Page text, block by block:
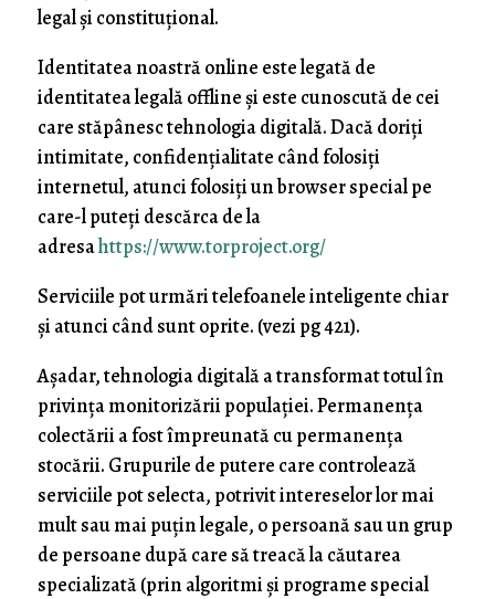
legal și constituțional.
Identitatea noastră online este legată de
identitatea legală offline și este cunoscută de cei
care stăpânesc tehnologia digitală. Dacă doriți
intimitate, confidențialitate când folosiți
internetul, atunci folosiți un browser special pe
care-l puteți descărca de la
adresahttps://www.torproject.org/
Serviciile pot urmări telefoanele inteligente chiar
și atunci când sunt oprite. (vezi pg 421).
Așadar, tehnologia digitală a transformat totul în
privința monitorizării populației. Permanența
colectării a fost împreunată cu permanența
stocării. Grupurile de putere care controlează
serviciile pot selecta, potrivit intereselor lor mai
mult sau mai puțin legale, o persoană sau un grup
de persoane după care să treacă la căutarea
specializată (prin algoritmi și programe special